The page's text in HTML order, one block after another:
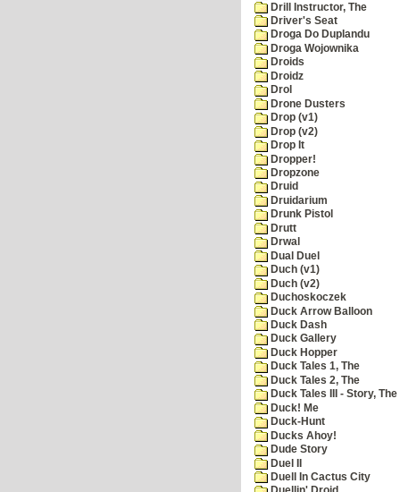
Drill Instructor, The
Driver's Seat
Droga Do Duplandu
Droga Wojownika
Droids
Droidz
Drol
Drone Dusters
Drop (v1)
Drop (v2)
Drop It
Dropper!
Dropzone
Druid
Druidarium
Drunk Pistol
Drutt
Drwal
Dual Duel
Duch (v1)
Duch (v2)
Duchoskoczek
Duck Arrow Balloon
Duck Dash
Duck Gallery
Duck Hopper
Duck Tales 1, The
Duck Tales 2, The
Duck Tales III - Story, The
Duck! Me
Duck-Hunt
Ducks Ahoy!
Dude Story
Duel II
Duell In Cactus City